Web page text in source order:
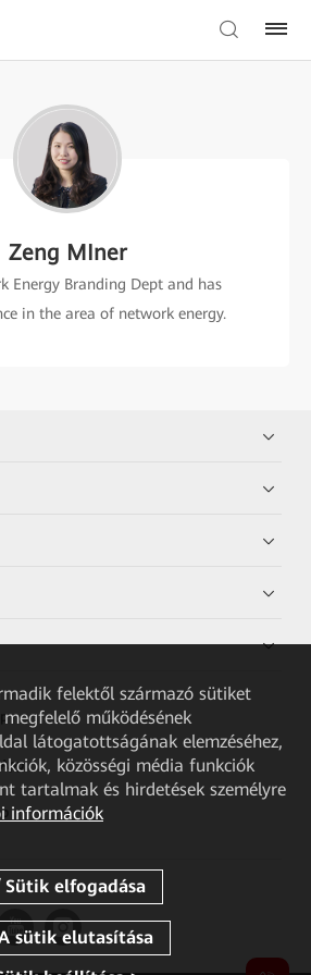
Zeng MIner
Energy Branding Dept and has
in the area of network energy.
felektől származó sütiket
működésének
látogatottságának elemzéséhez,
közösségi média funkciók
tartalmak és hirdetések személyre
információk